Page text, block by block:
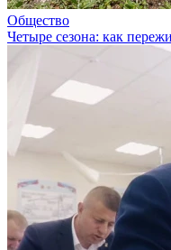
Общество
Четыре сезона: как